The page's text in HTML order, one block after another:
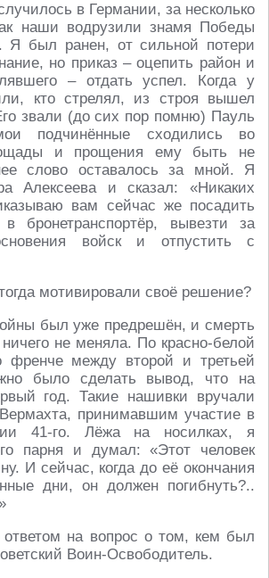
в Германии, за несколько
наши водрузили знамя Победы
Я был ранен, от сильной потери
но приказ – оцепить район и
– отдать успел. Когда у
кто стрелял, из строя вышел
звали (до сих пор помню) Пауль
подчинённые сходились во
и прощения ему быть не
слово оставалось за мной. Я
Алексеева и сказал: «Никаких
вам сейчас же посадить
в бронетранспортёр, вывезти за
войск и отпустить с
мотивировали своё решение?
был уже предрешён, и смерть
не меняла. По красно-белой
френче между второй и третьей
было сделать вывод, что на
год. Такие нашивки вручали
принимавшим участие в
41-го. Лёжа на носилках, я
парня и думал: «Этот человек
И сейчас, когда до её окончания
дни, он должен погибнуть?..
на вопрос о том, кем был
Воин-Освободитель.